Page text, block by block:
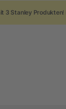
3 Stanley Produkten!